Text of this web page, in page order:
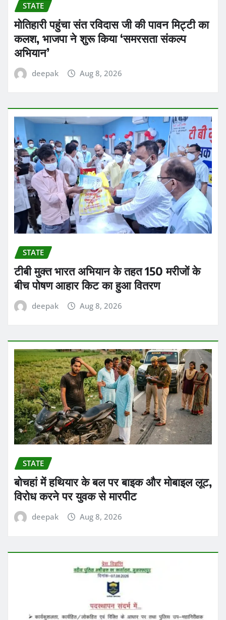
STATE
मोतिहारी पहुंचा संत रविदास जी की पावन मिट्टी का
कलश, भाजपा ने शुरू किया ‘समरसता संकल्प
अभियान’
deepak Aug 8, 2026
STATE
टीबी मुक्त भारत अभियान के तहत 150 मरीजों के
बीच पोषण आहार किट का हुआ वितरण
deepak Aug 8, 2026
STATE
बोचहां में हथियार के बल पर बाइक और मोबाइल लूट,
विरोध करने पर युवक से मारपीट
deepak Aug 8, 2026